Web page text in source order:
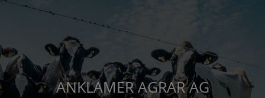
ANKLAMER AGRAR AG